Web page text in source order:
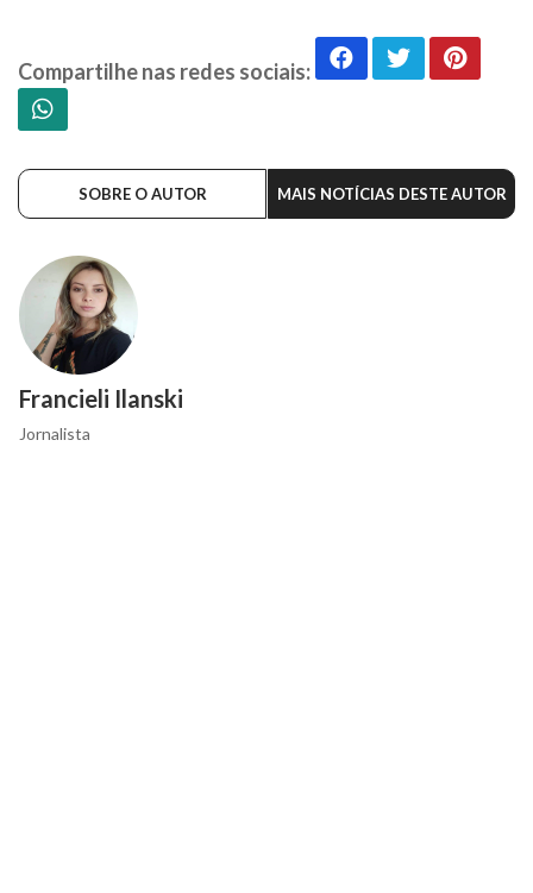
Compartilhe nas redes sociais:
SOBRE O AUTOR MAIS NOTÍCIAS DESTE AUTOR
Francieli Ilanski
Jornalista